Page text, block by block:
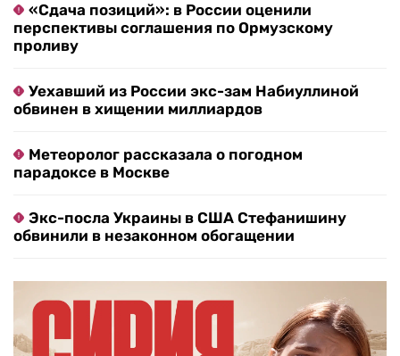
«Сдача позиций»: в России оценили
перспективы соглашения по Ормузскому
проливу
Уехавший из России экс-зам Набиуллиной
обвинен в хищении миллиардов
Метеоролог рассказала о погодном
парадоксе в Москве
Экс-посла Украины в США Стефанишину
обвинили в незаконном обогащении